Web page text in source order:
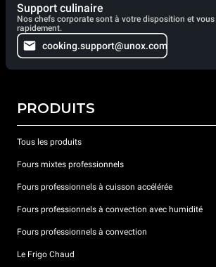
Support culinaire
Nos chefs corporate sont à votre disposition et
rapidement.
cooking.support@unox.com
PRODUITS
Tous les produits
Fours mixtes professionnels
Fours professionnels à cuisson accélérée
Fours professionnels à convection avec humidité
Fours professionnels à convection
Le Frigo Chaud